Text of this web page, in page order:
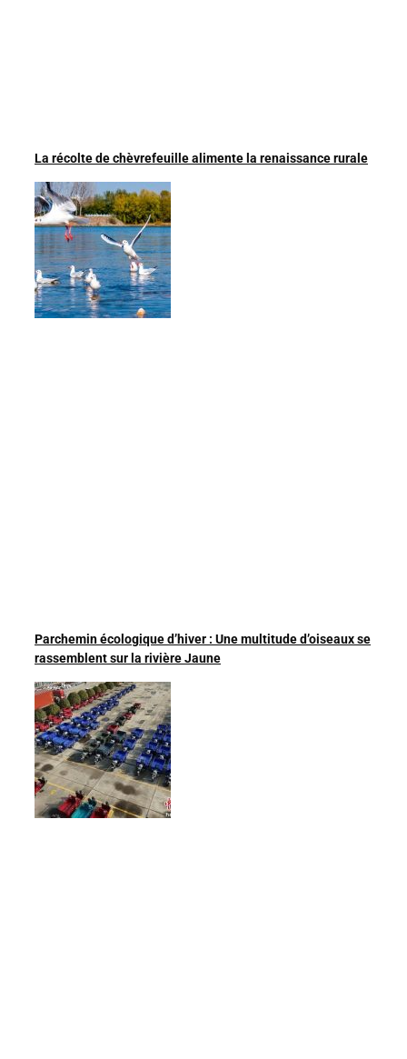
La récolte de chèvrefeuille alimente la renaissance rurale
Parchemin écologique d’hiver : Une multitude d’oiseaux se
rassemblent sur la rivière Jaune